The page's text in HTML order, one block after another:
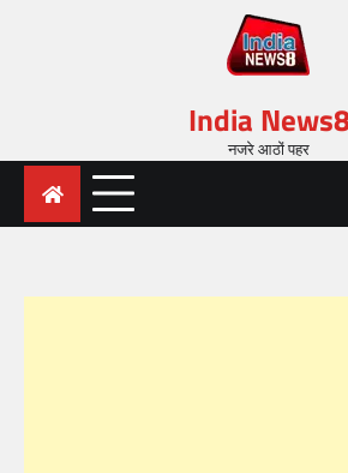
India
नजरे आठों पहर